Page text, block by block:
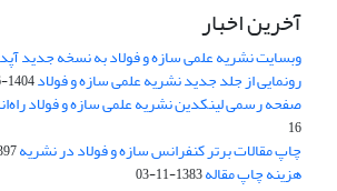
آخرین اخبار
وبسایت نشریه علمی سازه و فولاد به نسخه جدید
رونمایی از جلد جدید نشریه علمی سازه و فولاد1404-06-19
صفحه رسمی لینکدین نشریه علمی سازه و فولاد
16
چاپ مقالات برتر کنفرانس سازه و فولاد در نشریه15
هزینه چاپ مقاله1383-11-03